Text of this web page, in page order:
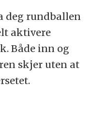
deg rundballen
aktivere
Både inn og
skjer uten at